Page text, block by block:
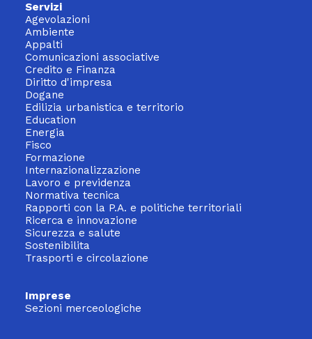
Servizi
Agevolazioni
Ambiente
Appalti
Comunicazioni associative
Credito e Finanza
Diritto d'impresa
Dogane
Edilizia urbanistica e territorio
Education
Energia
Fisco
Formazione
Internazionalizzazione
Lavoro e previdenza
Normativa tecnica
Rapporti con la P.A. e politiche territoriali
Ricerca e innovazione
Sicurezza e salute
Sostenibilita
Trasporti e circolazione
Imprese
Sezioni merceologiche